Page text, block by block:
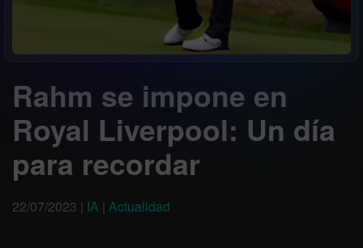
Rahm se impone en
Royal Liverpool: Un día
para recordar
22/07/2023 | IA | Actualidad